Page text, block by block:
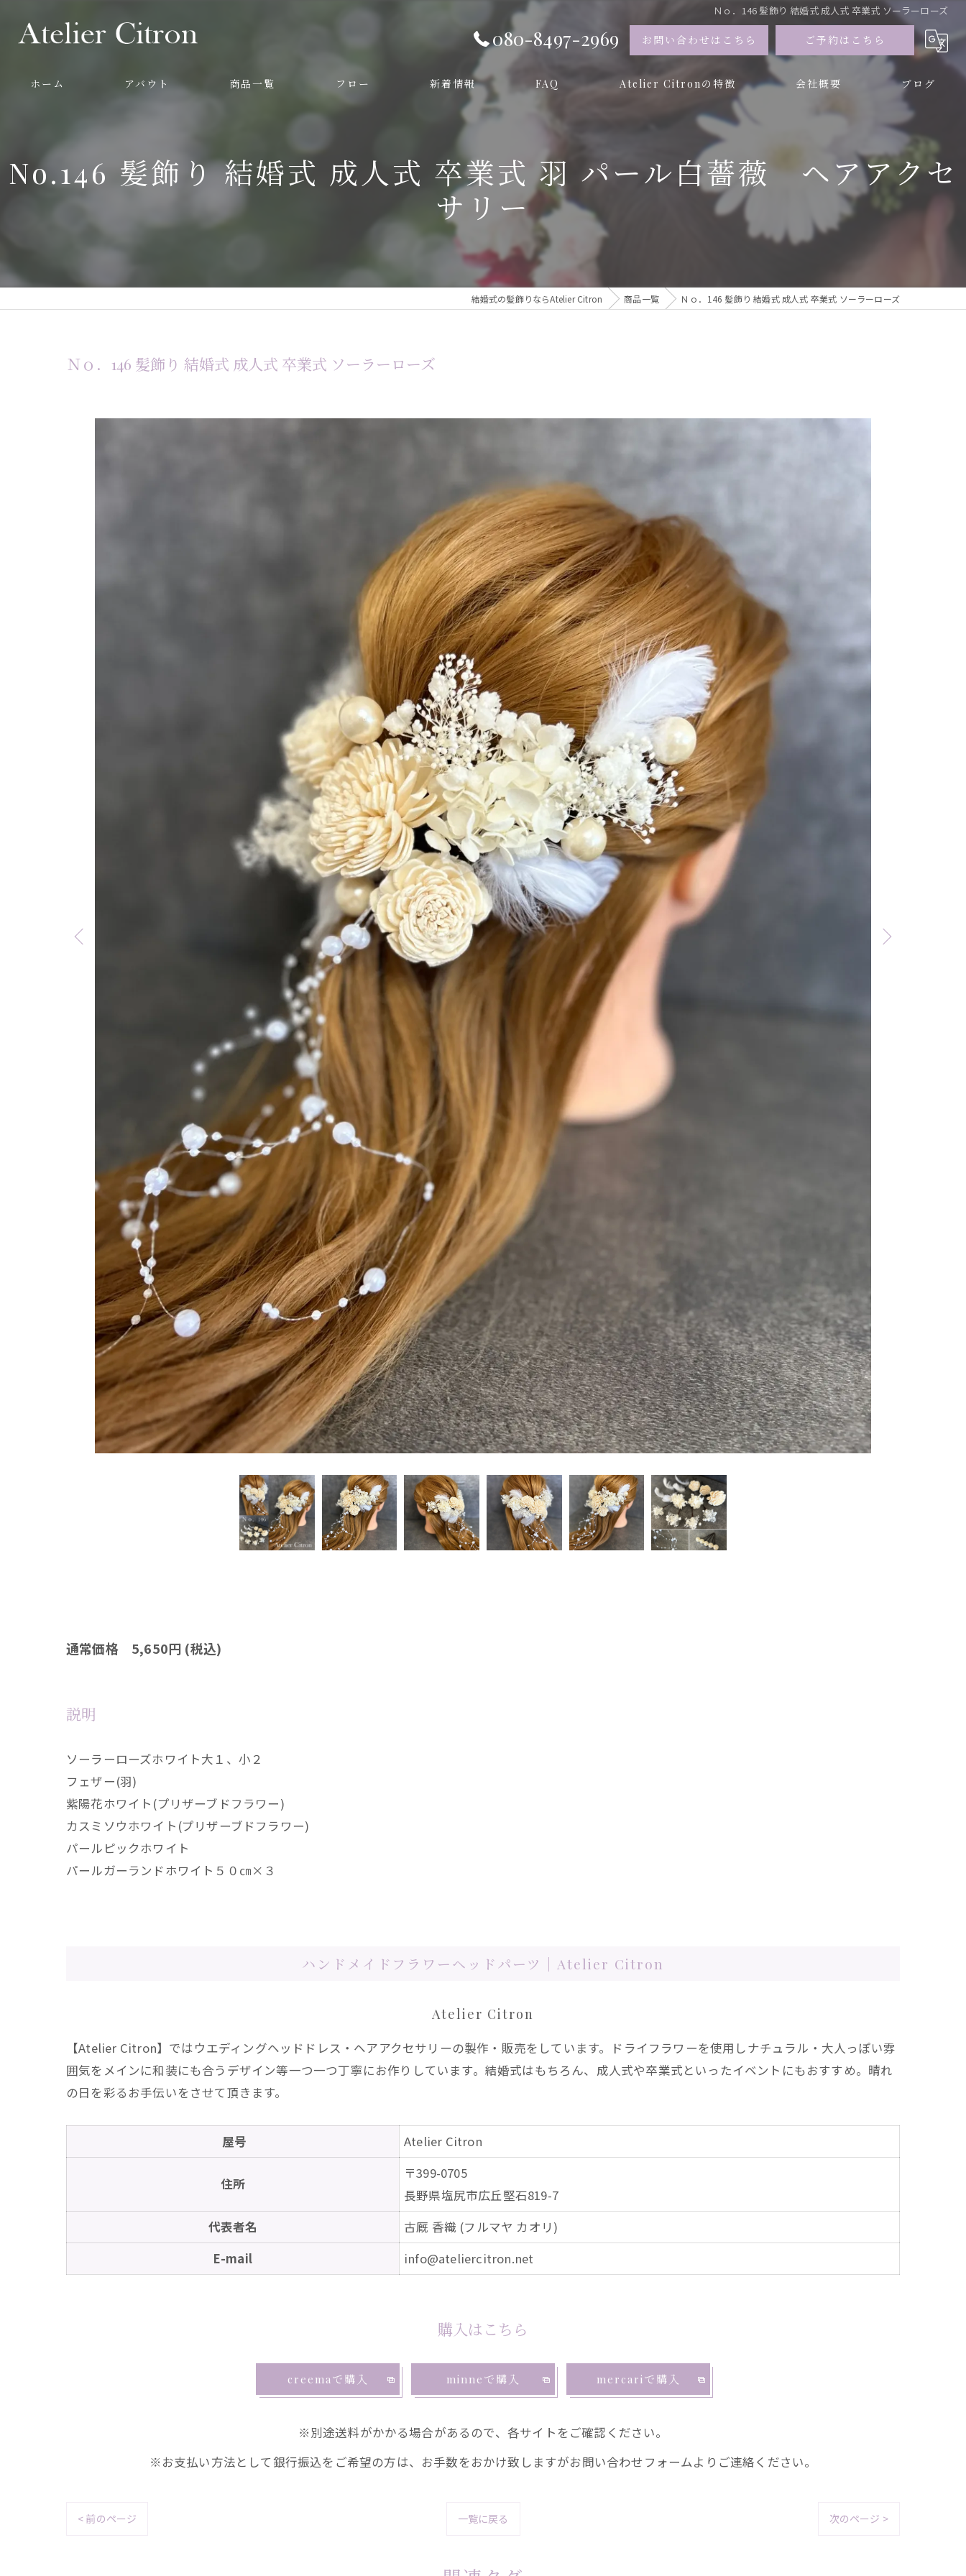
Ｎｏ．146 髪飾り 結婚式 成人式 卒業式 ソーラーローズ
080-8497-2969 お問い合わせはこちら ご予約はこちら
ホーム アバウト 商品一覧 フロー 新着情報 FAQ Atelier Citronの特徴
プリザーブドフラワー
成人式
会社概要 ブログ
No.146 髪飾り 結婚式 成人式 卒業式 羽 パール白薔薇 ヘアアクセ
サリー
結婚式の髪飾りならAtelier Citron 商品一覧 Ｎｏ．146 髪飾り 結婚式 成人式 卒業式 ソーラーローズ
Ｎｏ．146 髪飾り 結婚式 成人式 卒業式 ソーラーローズ
通常価格 5,650円 (税込)
説明
ソーラーローズホワイト大１、小２
フェザー(羽)
紫陽花ホワイト(プリザーブドフラワー)
カスミソウホワイト(プリザーブドフラワー)
パールピックホワイト
パールガーランドホワイト５０㎝×３
ハンドメイドフラワーヘッドパーツ | Atelier Citron
Atelier Citron
【Atelier Citron】ではウエディングヘッドドレス・ヘアアクセサリーの製作・販売をしています。ドライフラワーを使用しナチュラル・大人っぽい雰
囲気をメインに和装にも合うデザイン等一つ一つ丁寧にお作りしています。結婚式はもちろん、成人式や卒業式といったイベントにもおすすめ。晴れ
の日を彩るお手伝いをさせて頂きます。
屋号 Atelier Citron
住所
〒399-0705
長野県塩尻市広丘堅石819-7
代表者名
古厩 香織 (フルマヤ カオリ)
E-mail
info@ateliercitron.net
購入はこちら
creemaで購入 minneで購入 mercariで購入
※別途送料がかかる場合があるので、各サイトをご確認ください。
※お支払い方法として銀行振込をご希望の方は、お手数をおかけ致しますがお問い合わせフォームよりご連絡ください。
< 前のページ 一覧に戻る 次のページ >